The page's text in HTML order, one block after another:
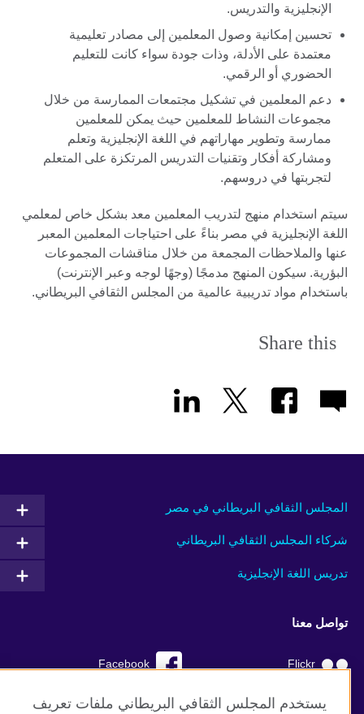
الإنجليزية والتدريس.
تحسين إمكانية وصول المعلمين إلى مصادر تعليمية
معتمدة على الأدلة، وذات جودة سواء كانت للتعليم
الحضوري أو الرقمي.
دعم المعلمين في تشكيل مجتمعات الممارسة من خلال
مجموعات النشاط للمعلمين حيث يمكن للمعلمين
ممارسة وتطوير مهاراتهم في اللغة الإنجليزية وتعلم
ومشاركة أفكار وتقنيات التدريس المرتكزة على المتعلم
لتجربتها في دروسهم.
سيتم استخدام منهج لتدريب المعلمين معد بشكل خاص لمعلمي
اللغة الإنجليزية في مصر بناءً على احتياجات المعلمين المعبر
عنها والملاحظات المجمعة من خلال مناقشات المجموعات
البؤرية. سيكون المنهج مدمجًا (وجهًا لوجه وعبر الإنترنت)
باستخدام مواد تدريبية عالمية من المجلس الثقافي البريطاني.
Share this
المجلس الثقافي البريطاني في مصر
شركاء المجلس الثقافي البريطاني
تدريس اللغة الإنجليزية
تواصل معنا
Facebook Flickr
YouTube RSS
يستخدم المجلس الثقافي البريطاني ملفات تعريف